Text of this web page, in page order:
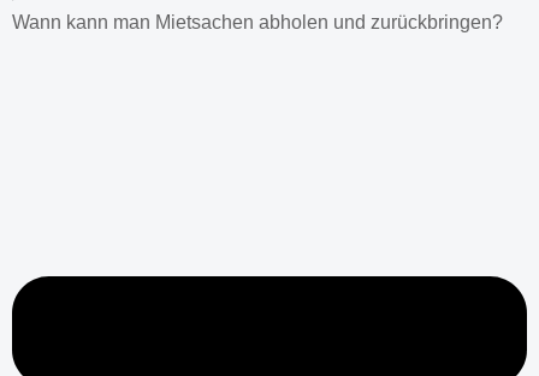
Wann kann man Mietsachen abholen und zurückbringen?